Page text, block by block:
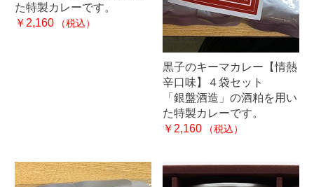
た特製カレーです。
￥2,160
（税込）
黒子のキーマカレー【情熱
辛口味】４袋セット
「銀盤酒造」の酒粕を用い
た特製カレーです。
￥2,160
（税込）